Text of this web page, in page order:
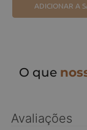
ADICIONAR A
O que
Avaliações